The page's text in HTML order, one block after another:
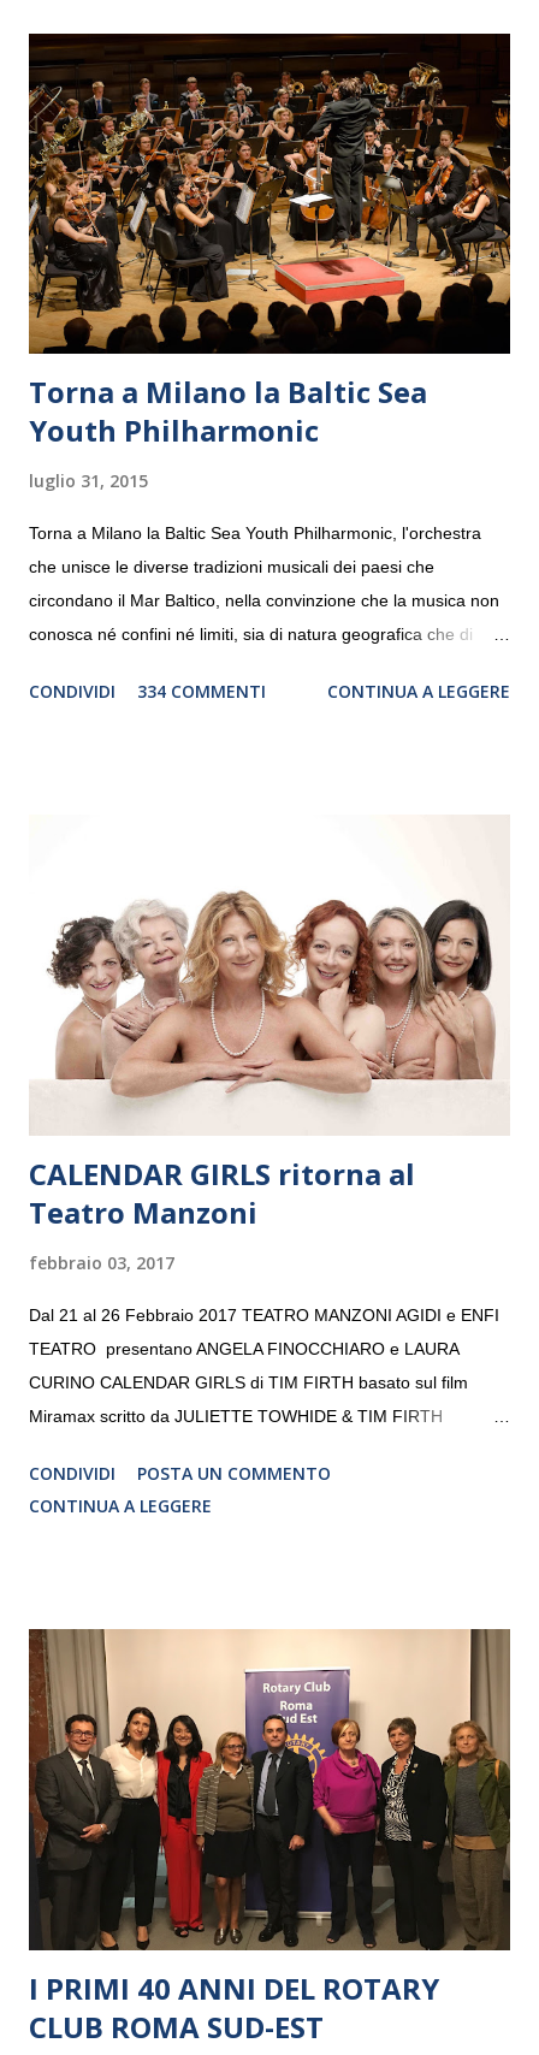
Torna a Milano la Baltic Sea
Youth Philharmonic
luglio 31, 2015
Torna a Milano la Baltic Sea Youth Philharmonic, l'orchestra
che unisce le diverse tradizioni musicali dei paesi che
circondano il Mar Baltico, nella convinzione che la musica non
conosca né confini né limiti, sia di natura geografica che di
debutterà il 10 settembre a Heiden, in Germania, e toccherà, in
“Settembre dell’Accademia” dove si esibirà per il secondo anno
consecutivo. Il pubblico milanese avrà il piacere di applaudire i
giovani artisti della Baltic Sea Youth Philharmonic per la quarta
volta. L’orchestra, fondata nel 2008 da Kristjan Järvi (affiancato
da un prestigioso consiglio di consulent...
CONDIVIDI 334 COMMENTI CONTINUA A LEGGERE
CALENDAR GIRLS ritorna al
Teatro Manzoni
febbraio 03, 2017
Dal 21 al 26 Febbraio 2017 TEATRO MANZONI AGIDI e ENFI
TEATRO presentano ANGELA FINOCCHIARO e LAURA
CURINO CALENDAR GIRLS di TIM FIRTH basato sul film
Miramax scritto da JULIETTE TOWHIDE & TIM FIRTH
CRISTINA PEZZOLI
CONDIVIDI
POSTA UN COMMENTO
CONTINUA A LEGGERE
I PRIMI 40 ANNI DEL ROTARY
CLUB ROMA SUD-EST